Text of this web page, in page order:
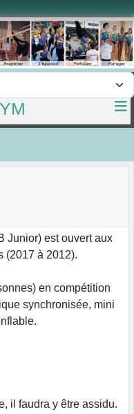
Junior) est ouvert aux
(2017 à 2012).
en compétition
synchronisée, mini
il faudra y être assidu.